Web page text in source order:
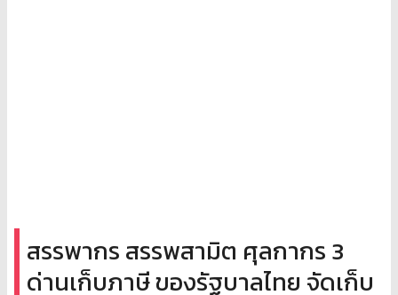
สรรพากร สรรพสามิต ศุลกากร 3
ด่านเก็บภาษี ของรัฐบาลไทย จัดเก็บ